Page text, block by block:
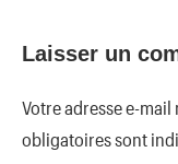
Laisser un
Votre adresse e-mail
obligatoires sont